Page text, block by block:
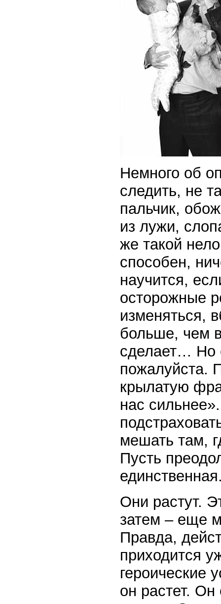
Немного об
следить, не
пальчик,
из лужи,
же такой
способен,
научится,
осторожные
изменяться,
больше, чем
сделает… Но
пожалуйста.
крылатую
нас
мешать там,
Пусть
Они растут.
затем – еще
Правда,
приходится
героические
он растет. Он